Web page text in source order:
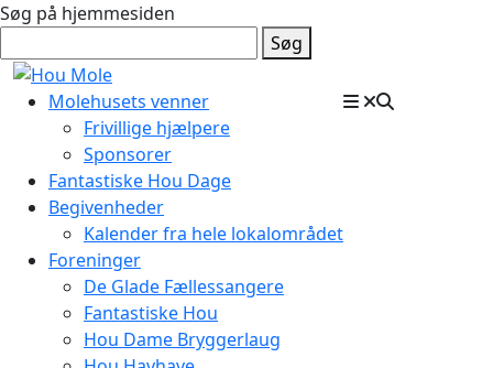
Søg på hjemmesiden
Søg
Molehusets venner
Frivillige hjælpere
Sponsorer
Fantastiske Hou Dage
Begivenheder
Kalender fra hele lokalområdet
Foreninger
De Glade Fællessangere
Fantastiske Hou
Hou Dame Bryggerlaug